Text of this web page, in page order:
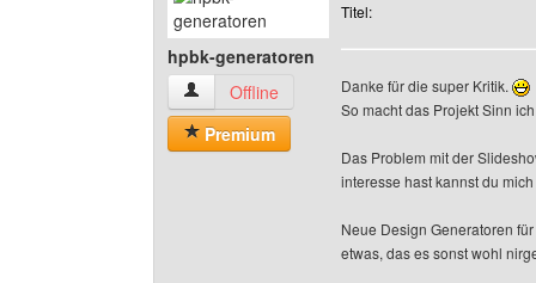
hpbk-generatoren
hpbk-generatoren Benutzer-Profile anzeigen
Offline
Premium
Titel:
Danke für die super Kritik.
So macht das Projekt Sinn
Das Problem mit der
interesse hast kannst du
Neue Design Generatoren
etwas, das es sonst wohl